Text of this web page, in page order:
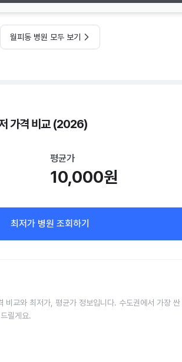
월피동 병원 모두 보기
가격 비교 (2026)
평균가
10,000원
최저가 병원 조회하기
교와 최저가, 평균가 정보입니다. 수도권에서 가장 싼
릴게요.